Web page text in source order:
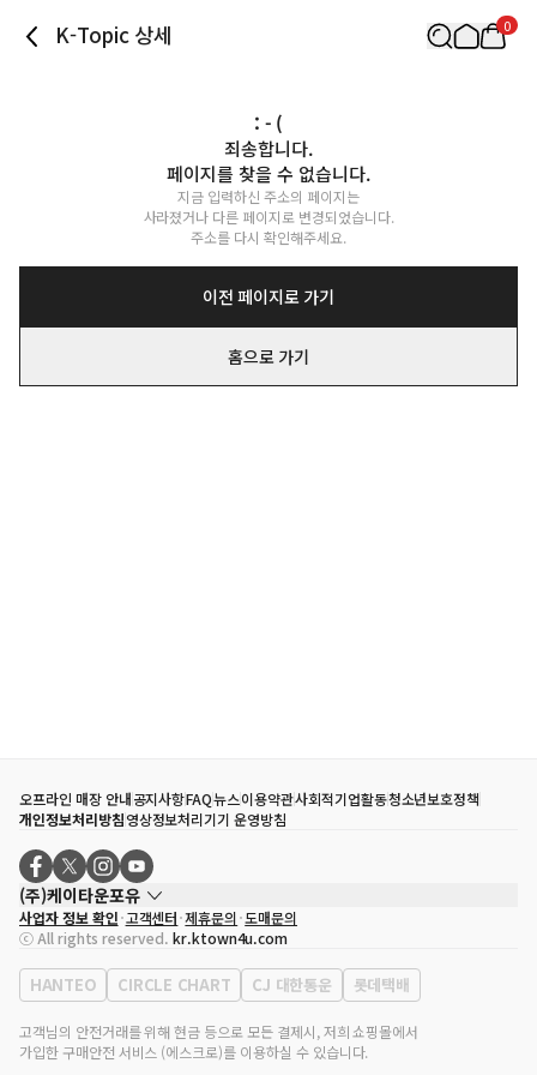
K-Topic 상세 0
: - (
죄송합니다.
페이지를 찾을 수 없습니다.
지금 입력하신 주소의 페이지는
사라졌거나 다른 페이지로 변경되었습니다.
주소를 다시 확인해주세요.
이전 페이지로 가기
홈으로 가기
오프라인 매장 안내공지사항FAQ뉴스이용약관사회적기업활동청소년보호정책
개인정보처리방침영상정보처리기기 운영방침
(주)케이타운포유
대표자
송효민
사업자등록번호
120-87-71116
통신판매업 신고번호 제2011-서울강남-02223
대표전화
02-552-9855
사업자 정보 확인 고객센터 제휴문의 도매문의
ⓒ All rights reserved. kr.ktown4u.com
HANTEO CIRCLE CHART CJ 대한통운 롯데택배
고객님의 안전거래를 위해 현금 등으로 모든 결제시, 저희 쇼핑몰에서
가입한 구매안전 서비스 (에스크로)를 이용하실 수 있습니다.